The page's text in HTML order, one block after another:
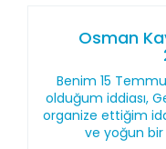
Osman
Benim 15
olduğum iddiası,
organize ettiğim
ve yoğun